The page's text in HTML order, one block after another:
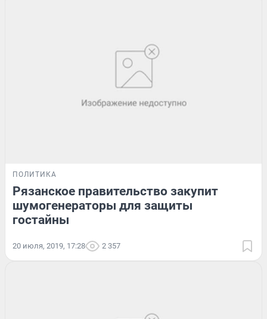
ПОЛИТИКА
Рязанское правительство закупит
шумогенераторы для защиты
гостайны
20 июля, 2019, 17:28 2 357